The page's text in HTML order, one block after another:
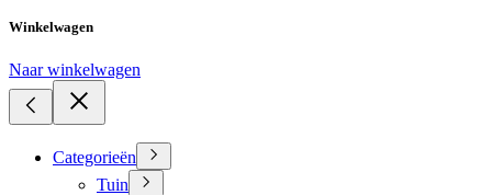
Winkelwagen
Naar winkelwagen
Categorieën
Tuin